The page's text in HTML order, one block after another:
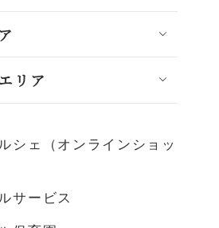
リア
シェ（オンラインショッ
サービス